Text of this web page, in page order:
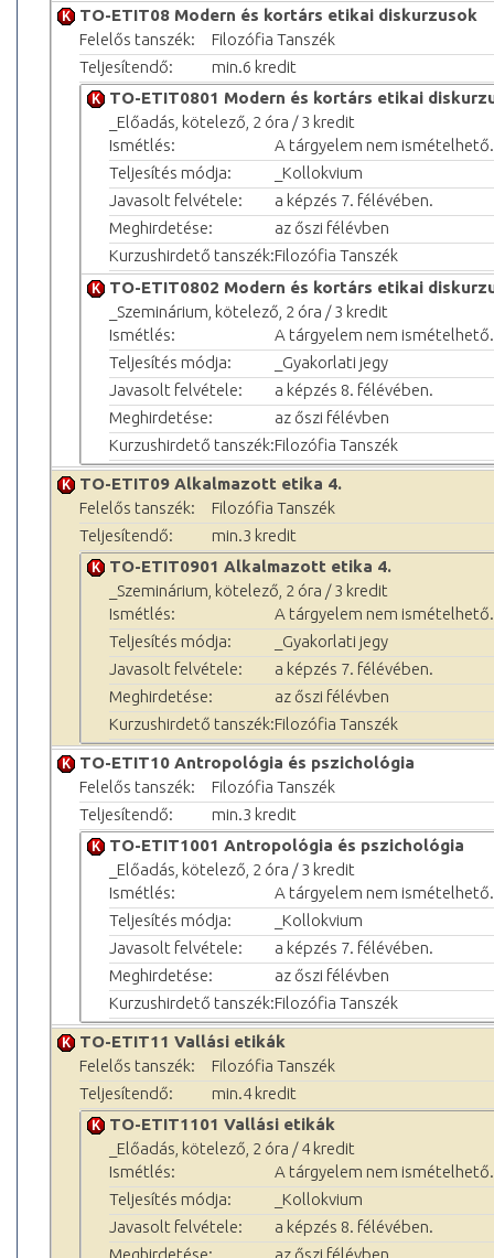
TO-ETIT08 Modern és kortárs etikai diskurzusok
Felelős tanszék:
Filozófia Tanszék
Teljesítendő:
min.6 kredit
TO-ETIT0801 Modern és kortárs etikai
_Előadás, kötelező, 2 óra / 3 kredit
Ismétlés:
A tárgyelem nem ismételhető.
Teljesítés módja:
_Kollokvium
Javasolt felvétele:
a képzés 7. félévében.
Meghirdetése:
az őszi félévben
Kurzushirdető tanszék:Filozófia Tanszék
TO-ETIT0802 Modern és kortárs etikai
_Szeminárium, kötelező, 2 óra / 3 kredit
Ismétlés:
A tárgyelem nem ismételhető.
Teljesítés módja:
_Gyakorlati jegy
Javasolt felvétele:
a képzés 8. félévében.
Meghirdetése:
az őszi félévben
Kurzushirdető tanszék:Filozófia Tanszék
TO-ETIT09 Alkalmazott etika 4.
Felelős tanszék:
Filozófia Tanszék
Teljesítendő:
min.3 kredit
TO-ETIT0901 Alkalmazott etika 4.
_Szeminárium, kötelező, 2 óra / 3 kredit
Ismétlés:
A tárgyelem nem ismételhető.
Teljesítés módja:
_Gyakorlati jegy
Javasolt felvétele:
a képzés 7. félévében.
Meghirdetése:
az őszi félévben
Kurzushirdető tanszék:Filozófia Tanszék
TO-ETIT10 Antropológia és pszichológia
Felelős tanszék:
Filozófia Tanszék
Teljesítendő:
min.3 kredit
TO-ETIT1001 Antropológia és pszichológia
_Előadás, kötelező, 2 óra / 3 kredit
Ismétlés:
A tárgyelem nem ismételhető.
Teljesítés módja:
_Kollokvium
Javasolt felvétele:
a képzés 7. félévében.
Meghirdetése:
az őszi félévben
Kurzushirdető tanszék:Filozófia Tanszék
TO-ETIT11 Vallási etikák
Felelős tanszék:
Filozófia Tanszék
Teljesítendő:
min.4 kredit
TO-ETIT1101 Vallási etikák
_Előadás, kötelező, 2 óra / 4 kredit
Ismétlés:
A tárgyelem nem ismételhető.
Teljesítés módja:
_Kollokvium
Javasolt felvétele:
a képzés 8. félévében.
Meghirdetése:
az őszi félévben